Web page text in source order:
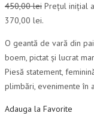
450,00lei Prețul inițial
370,00 lei.
O geantă de vară din
boem, pictat și lucrat
Piesă statement,
plimbări, evenimente în
Adauga la Favorite